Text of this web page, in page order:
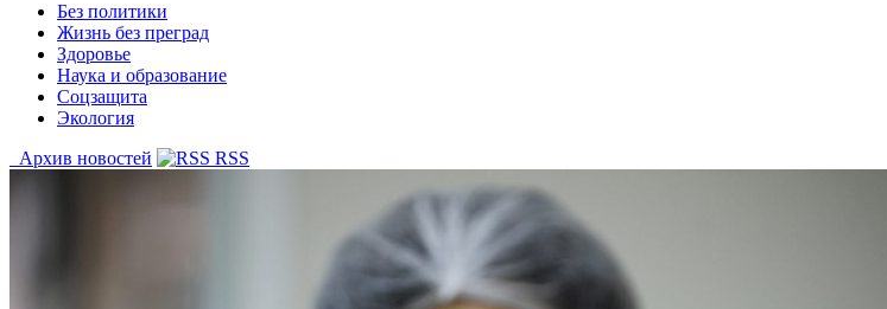
Без политики
Жизнь без преград
Здоровье
Наука и образование
Соцзащита
Экология
Архив новостей
RSS